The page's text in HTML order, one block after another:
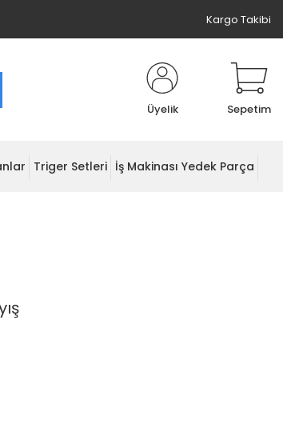
Kargo Takibi
Üyelik Sepetim
Triger Setleri İş Makinası Yedek Parça